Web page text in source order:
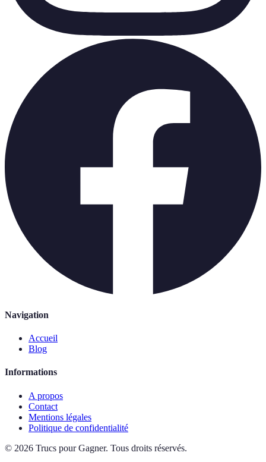
Navigation
Accueil
Blog
Informations
A propos
Contact
Mentions légales
Politique de confidentialité
© 2026 Trucs pour Gagner. Tous droits réservés.